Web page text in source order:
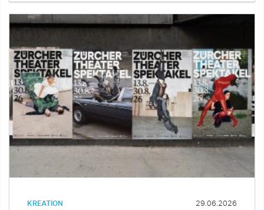
KREATION 29.06.2026